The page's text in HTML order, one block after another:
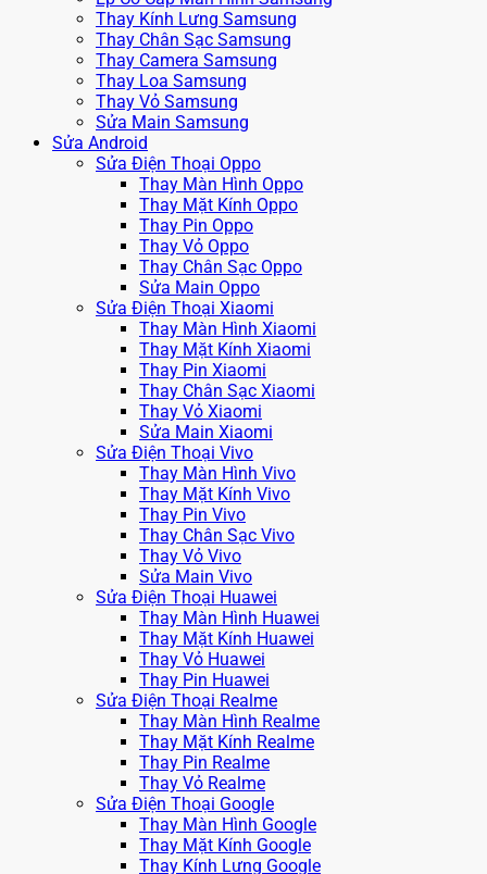
Thay Kính Lưng Samsung
Thay Chân Sạc Samsung
Thay Camera Samsung
Thay Loa Samsung
Thay Vỏ Samsung
Sửa Main Samsung
Sửa Android
Sửa Điện Thoại Oppo
Thay Màn Hình Oppo
Thay Mặt Kính Oppo
Thay Pin Oppo
Thay Vỏ Oppo
Thay Chân Sạc Oppo
Sửa Main Oppo
Sửa Điện Thoại Xiaomi
Thay Màn Hình Xiaomi
Thay Mặt Kính Xiaomi
Thay Pin Xiaomi
Thay Chân Sạc Xiaomi
Thay Vỏ Xiaomi
Sửa Main Xiaomi
Sửa Điện Thoại Vivo
Thay Màn Hình Vivo
Thay Mặt Kính Vivo
Thay Pin Vivo
Thay Chân Sạc Vivo
Thay Vỏ Vivo
Sửa Main Vivo
Sửa Điện Thoại Huawei
Thay Màn Hình Huawei
Thay Mặt Kính Huawei
Thay Vỏ Huawei
Thay Pin Huawei
Sửa Điện Thoại Realme
Thay Màn Hình Realme
Thay Mặt Kính Realme
Thay Pin Realme
Thay Vỏ Realme
Sửa Điện Thoại Google
Thay Màn Hình Google
Thay Mặt Kính Google
Thay Kính Lưng Google